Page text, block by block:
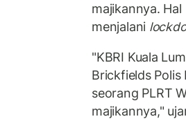
majikannya.
menjalani
"KBRI Kuala
Brickfields Polis
seorang PLRT
majikannya,"